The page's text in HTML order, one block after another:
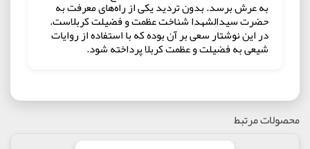
به عرش برسد. بدون تردید یکی از راه‌های معرفت به
حضرت سیدالشهدا شناخت عظمت و فضیلت کربلاست.
در این نوشتار سعی بر آن بوده که با استفاده از روایات
شیعی به فضیلت و عظمت کربلا پرداخته شود.
محصولات مرتبط